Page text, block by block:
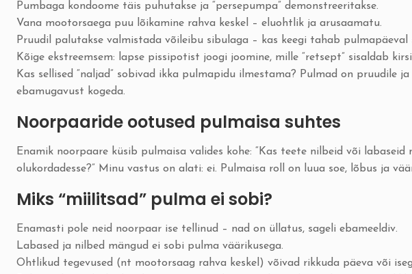
Pumbaga kondoome täis puhutakse ja “persepumpa” demonstreeritakse.
Vana mootorsaega puu lõikamine rahva keskel – eluohtlik ja arusaamatu.
Pruudil palutakse valmistada võileibu sibulaga – kas keegi tahab pulmapäeval
Kõige ekstreemsem: lapse pissipotist joogi joomine, mille “retsept” sisaldab
Kas sellised “naljad” sobivad ikka pulmapidu ilmestama? Pulmad on pruudile
ebamugavust kogeda.
Noorpaaride ootused pulmaisa suhtes
Enamik noorpaare küsib pulmaisa valides kohe: “Kas teete nilbeid või
olukordadesse?” Minu vastus on alati: ei. Pulmaisa roll on luua soe, lõbus ja
Miks “miilitsad” pulma ei sobi?
Enamasti pole neid noorpaar ise tellinud – nad on üllatus, sageli ebameeldiv.
Labased ja nilbed mängud ei sobi pulma väärikusega.
Ohtlikud tegevused (nt mootorsaag rahva keskel) võivad rikkuda päeva või